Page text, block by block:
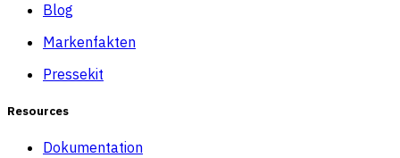
Blog
Markenfakten
Pressekit
Resources
Dokumentation